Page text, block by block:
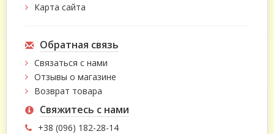
Карта сайта
Обратная связь
Связаться с нами
Отзывы о магазине
Возврат товара
Свяжитесь с нами
+38 (096) 182-28-14